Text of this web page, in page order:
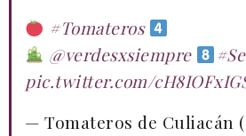
#Tomateros
@verdesxsiempre
pic.twitter.com/
— Tomateros de Culiacán